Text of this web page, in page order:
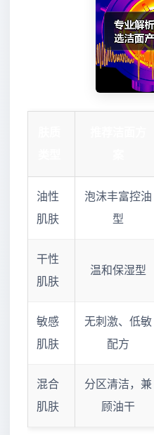
油性
肌肤
泡沫丰富控油
型
干性
肌肤
温和保湿型
敏感
肌肤
无刺激、低敏
配方
混合
肌肤
分区清洁，兼
顾油干